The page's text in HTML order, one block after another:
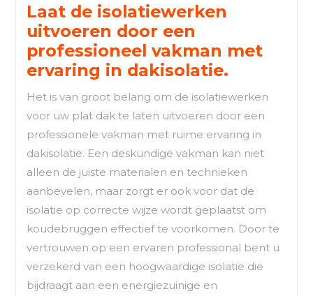
Laat de isolatiewerken
uitvoeren door een
professioneel vakman met
ervaring in dakisolatie.
Het is van groot belang om de isolatiewerken
voor uw plat dak te laten uitvoeren door een
professionele vakman met ruime ervaring in
dakisolatie. Een deskundige vakman kan niet
alleen de juiste materialen en technieken
aanbevelen, maar zorgt er ook voor dat de
isolatie op correcte wijze wordt geplaatst om
koudebruggen effectief te voorkomen. Door te
vertrouwen op een ervaren professional bent u
verzekerd van een hoogwaardige isolatie die
bijdraagt aan een energiezuinige en